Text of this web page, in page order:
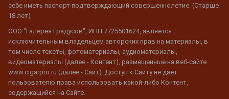
себе иметь паспорт подтверждающий совершеннолетие. (Старше
18 лет)
ООО "Галерея Градусов", ИНН 7725501624, является
исключительным владельцем авторских прав на материалы, в
том числе тексты, фотоматериалы, аудиоматериалы,
видеоматериалы (далее - Контент), размещенные на веб-сайте
www.cigarpro.ru (далее - Сайт). Доступ к Сайту не дает
пользователю права использовать какой-либо Контент,
содержащийся на Сайте.